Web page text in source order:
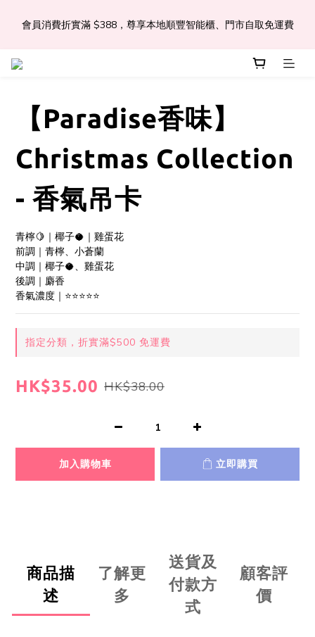
📣Léa & Co. 香氣產品🎉正式登陸PGWHK🎊
會員消費折實滿 $388，尊享本地順豐智能櫃、門市自取免運費
JOIN US Get $ 30 E-Coins🪙｜免費註冊成為會員! 即獲 $30 購買
📣Léa & Co. 香氣產品🎉正式登陸PGWHK🎊
【Paradise香味】
Christmas Collection
- 香氣吊卡
青檸🍋｜椰子🥥｜雞蛋花
前調｜青檸、小蒼蘭
中調｜椰子🥥、雞蛋花
後調｜麝香
香氣濃度｜⭐️⭐️⭐️⭐️⭐️
指定分類，折實滿$500 免運費
HK$35.00 HK$38.00
加入購物車 立即購買
商品描
述
了解更
多
送貨及
付款方
式
顧客評
價